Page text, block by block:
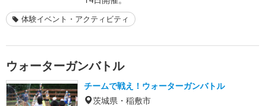
体験イベント・アクティビティ
ウォーターガンバトル
チームで戦え！ウォーターガンバトル
茨城県・稲敷市